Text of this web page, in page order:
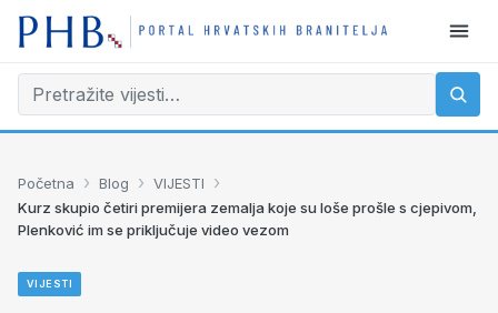
Početna › Blog › VIJESTI ›
Kurz skupio četiri premijera zemalja koje su loše prošle s cjepivom,
Plenković im se priključuje video vezom
VIJESTI